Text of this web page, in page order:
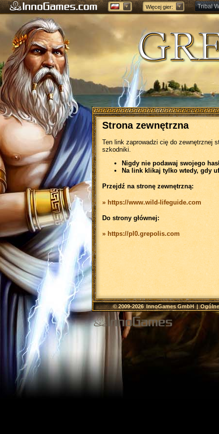
Więcej gier: Tribal
Forge
Strona zewnętrzna
Ten link zaprowadzi cię do zewnętrznej
szkodniki.
Nigdy nie podawaj swojego
Na link klikaj tylko wtedy, gdy
Przejdź na stronę zewnętrzną:
» https://www.wild-lifeguide.com
Do strony głównej:
» https://pl0.grepolis.com
© 2009-2026InnoGames GmbH|